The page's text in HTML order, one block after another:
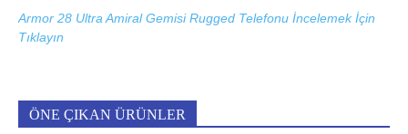
Armor 28 Ultra Amiral Gemisi Rugged Telefonu İncelemek İçin
Tıklayın
ÖNE ÇIKAN ÜRÜNLER